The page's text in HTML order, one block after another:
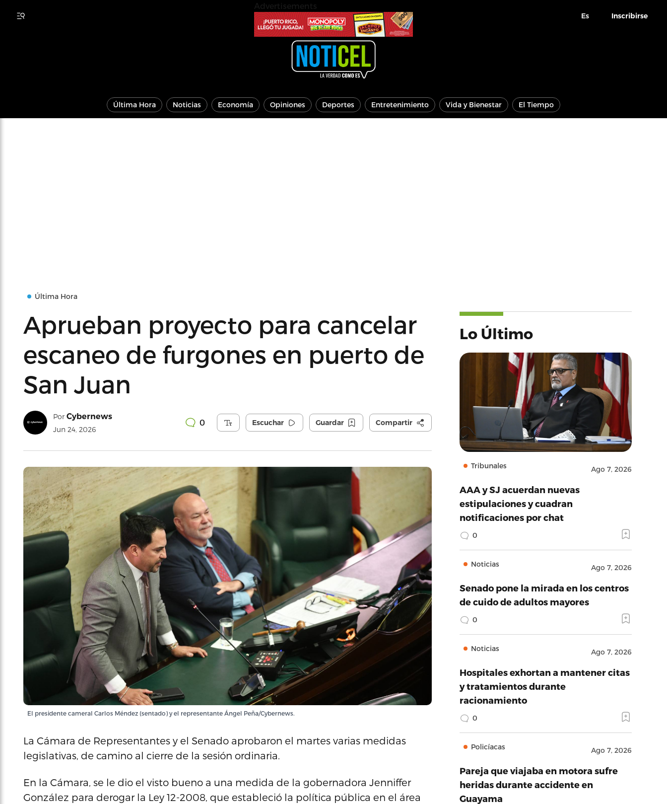
Es Inscribirse
Última Hora Noticias Economía Opiniones Deportes Entretenimiento Vida y Bienestar El Tiempo
Última Hora
Aprueban proyecto para cancelar
escaneo de furgones en puerto de
San Juan
Por Cybernews
Jun 24, 2026
0 Escuchar Guardar Compartir
El presidente cameral Carlos Méndez (sentado) y el representante Ángel Peña/Cybernews.
La Cámara de Representantes y el Senado aprobaron el martes varias medidas
legislativas, de camino al cierre de la sesión ordinaria.
En la Cámara, se le dio el visto bueno a una medida de la gobernadora Jenniffer
González para derogar la Ley 12-2008, que estableció la política pública en el área
Lo Último
Tribunales Ago 7, 2026
AAA y SJ acuerdan nuevas
estipulaciones y cuadran
notificaciones por chat
0
Noticias Ago 7, 2026
Senado pone la mirada en los centros
de cuido de adultos mayores
0
Noticias Ago 7, 2026
Hospitales exhortan a mantener citas
y tratamientos durante
racionamiento
0
Policíacas Ago 7, 2026
Pareja que viajaba en motora sufre
heridas durante accidente en
Guayama